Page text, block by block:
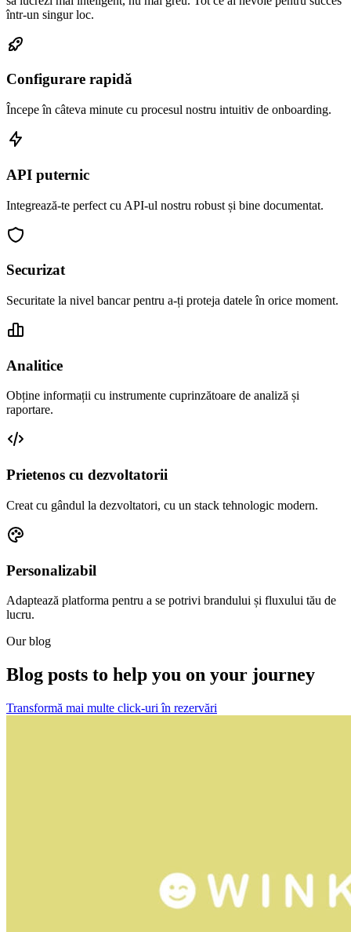
într-un singur loc.
Configurare rapidă
Începe în câteva minute cu procesul nostru intuitiv de onboarding.
API puternic
Integrează-te perfect cu API-ul nostru robust și bine documentat.
Securizat
Securitate la nivel bancar pentru a-ți proteja datele în orice moment.
Analitice
Obține informații cu instrumente cuprinzătoare de analiză și
raportare.
Prietenos cu dezvoltatorii
Creat cu gândul la dezvoltatori, cu un stack tehnologic modern.
Personalizabil
Adaptează platforma pentru a se potrivi brandului și fluxului tău de
lucru.
Our blog
Blog posts to help you on your journey
Transformă mai multe click-uri în rezervări